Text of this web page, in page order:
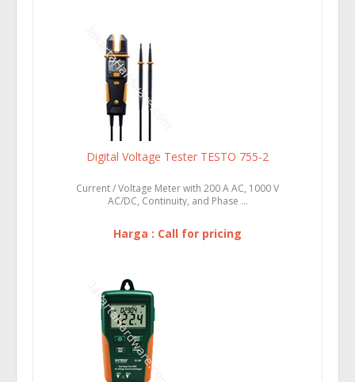
Digital Voltage Tester TESTO 755-2
Current / Voltage Meter with 200 A AC, 1000 V
AC/DC, Continuity, and Phase ...
Harga : Call for pricing